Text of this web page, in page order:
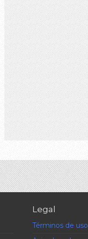
Legal
Términos de uso